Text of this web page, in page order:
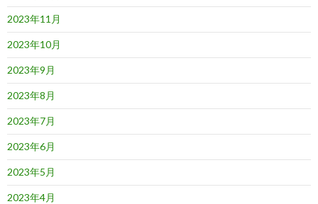
2023年11月
2023年10月
2023年9月
2023年8月
2023年7月
2023年6月
2023年5月
2023年4月